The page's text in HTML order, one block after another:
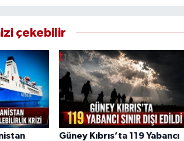
çekebilir
Güney Kıbrıs’ta 119 Yabancı